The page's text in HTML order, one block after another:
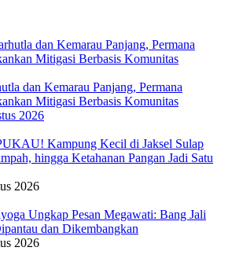
dan Kemarau Panjang, Permana
Mitigasi Berbasis Komunitas
2026
Kampung Kecil di Jaksel Sulap
hingga Ketahanan Pangan Jadi Satu
2026
Ungkap Pesan Megawati: Bang Jali
dan Dikembangkan
2026